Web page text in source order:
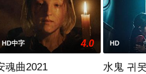
HD中字 4.0
魂曲2021
HD
水鬼 귀